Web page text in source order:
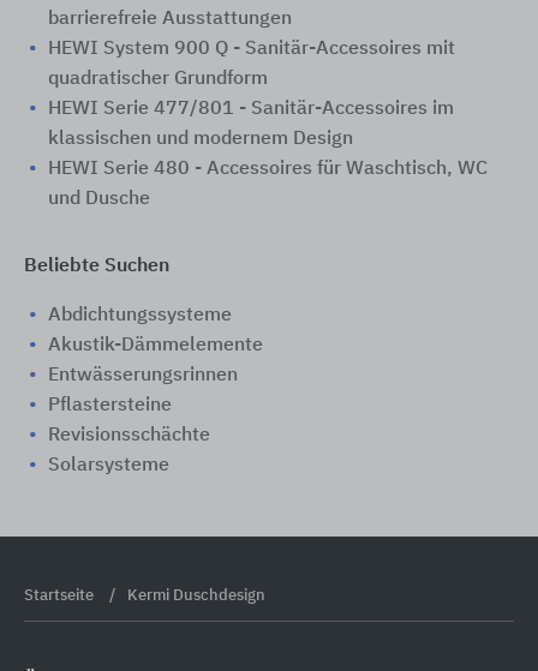
barrierefreie Ausstattungen
HEWI System 900 Q - Sanitär-Accessoires mit
quadratischer Grundform
HEWI Serie 477/801 - Sanitär-Accessoires im
klassischen und modernem Design
HEWI Serie 480 - Accessoires für Waschtisch, WC
und Dusche
Beliebte Suchen
Abdichtungssysteme
Akustik-Dämmelemente
Entwässerungsrinnen
Pflastersteine
Revisionsschächte
Solarsysteme
Startseite Kermi Duschdesign